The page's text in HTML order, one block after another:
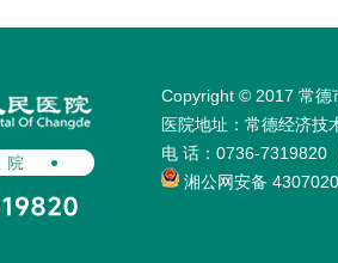
Copyright © 2017 常德
医院地址：常德经济
电 话：0736-
湘公网安备